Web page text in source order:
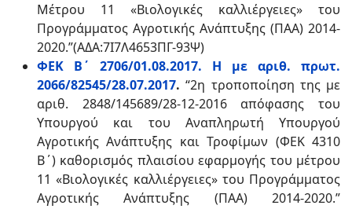
Μέτρου 11 «Βιολογικές καλλιέργειες» του
Προγράμματος Αγροτικής Ανάπτυξης (ΠΑΑ) 2014-
2020.”(ΑΔΑ:7Ι7Λ4653ΠΓ-93Ψ)
ΦΕΚ Β΄ 2706/01.08.2017. Η με αριθ. πρωτ.
2066/82545/28.07.2017. “2η τροποποίηση της με
αριθ. 2848/145689/28-12-2016 απόφασης του
Υπουργού και του Αναπληρωτή Υπουργού
Αγροτικής Ανάπτυξης και Τροφίμων (ΦΕΚ 4310
Β΄) καθορισμός πλαισίου εφαρμογής του μέτρου
11 «Βιολογικές καλλιέργειες» του Προγράμματος
Αγροτικής Ανάπτυξης (ΠΑΑ) 2014-2020.”